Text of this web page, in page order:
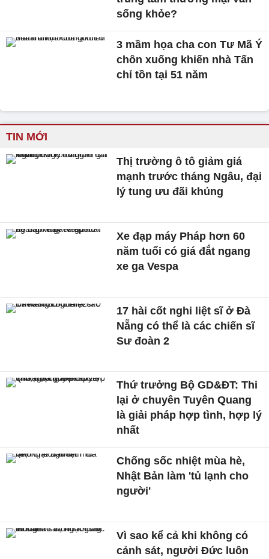
sống khỏe?
3 mầm họa cha con Tư Mã Ý
chôn xuống khiến nhà Tấn
chỉ tồn tại 51 năm
TIN MỚI
Thị trường ô tô giảm giá
mạnh trước tháng Ngâu, đại
lý tung ưu đãi khủng
Xe đạp máy Pháp hơn 60
năm tuổi có giá đắt ngang
xe ga Vespa
17 hài cốt nghi liệt sĩ ở Đà
Nẵng có thể là các chiến sĩ
Sư đoàn 2
Thứ trưởng Bộ GD&ĐT: Thi
lại ở chuyên Tuyên Quang
là giải pháp hợp tình, hợp lý
nhất
Chống sốc nhiệt mùa hè,
Nhật Bản làm 'tủ lạnh cho
người'
Vì sao kể cả khi không có
cảnh sát, người Đức luôn